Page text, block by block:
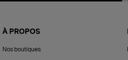
À PROPOS
Nos boutiques